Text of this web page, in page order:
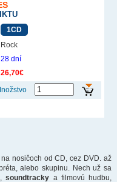
1CD
Rock
28 dní
26,70€
nosičoch od CD, cez DVD. až
alebo skupinu. Nech už sa
,soundtracky a filmovú hudbu,